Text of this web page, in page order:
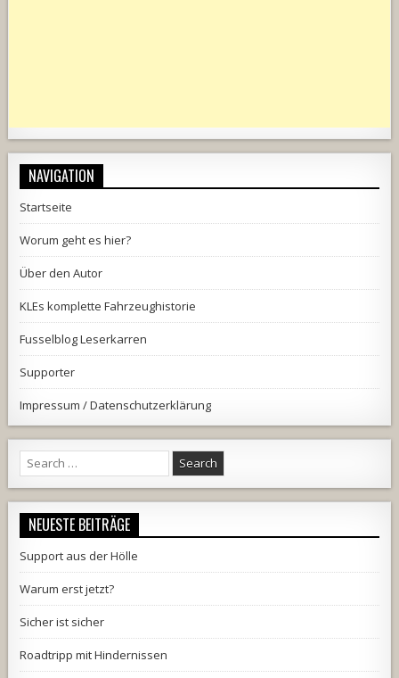
NAVIGATION
Startseite
Worum geht es hier?
Über den Autor
KLEs komplette Fahrzeughistorie
Fusselblog Leserkarren
Supporter
Impressum / Datenschutzerklärung
Search
for:
NEUESTE BEITRÄGE
Support aus der Hölle
Warum erst jetzt?
Sicher ist sicher
Roadtripp mit Hindernissen